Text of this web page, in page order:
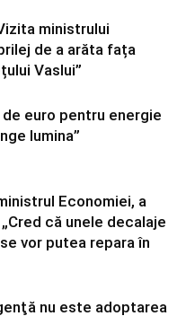
ministrului
de a arăta fața
Vaslui”
de euro pentru energie
lumina”
Economiei, a
că unele decalaje
vor putea repara în
nu este adoptarea